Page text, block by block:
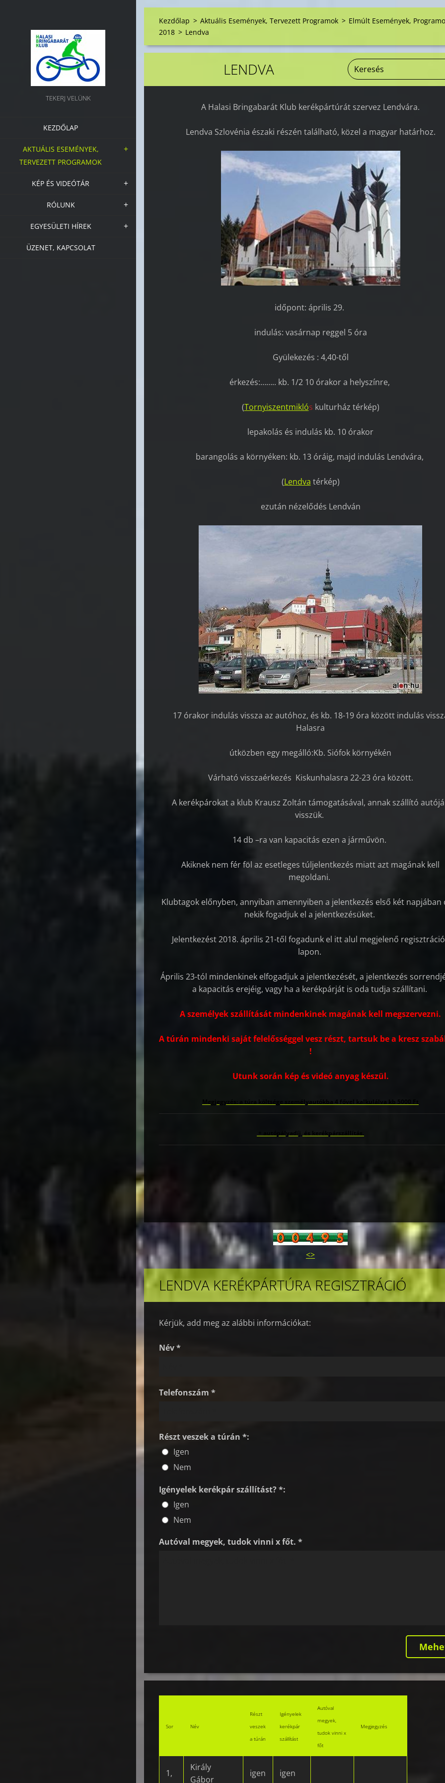
TEKERJ VELÜNK
KEZDŐLAP
AKTUÁLIS ESEMÉNYEK,
TERVEZETT PROGRAMOK
KÉP ÉS VIDEÓTÁR
RÓLUNK
EGYESÜLETI HÍREK
ÜZENET, KAPCSOLAT
Kezdőlap > Aktuális Események, Tervezett Programok > Elmúlt Események,
2018 > Lendva
LENDVA
A Halasi Bringabarát Klub kerékpártúrát szervez Lendvára.
Lendva Szlovénia északi részén található, közel a magyar határhoz.
időpont: április 29.
indulás: vasárnap reggel 5 óra
Gyülekezés : 4,40-től
érkezés:…….. kb. 1/2 10 órakor a helyszínre,
(Tornyiszentmiklós kulturház térkép)
lepakolás és indulás kb. 10 órakor
barangolás a környéken: kb. 13 óráig, majd indulás Lendvára,
(Lendva térkép)
ezután nézelődés Lendván
17 órakor indulás vissza az autóhoz, és kb. 18-19 óra között indulás
Halasra
útközben egy megálló:Kb. Siófok környékén
Várható visszaérkezés Kiskunhalasra 22-23 óra között.
A kerékpárokat a klub Krausz Zoltán támogatásával, annak szállító
visszük.
14 db –ra van kapacitás ezen a járművön.
Akiknek nem fér föl az esetleges túljelentkezés miatt azt magának kell
megoldani.
Klubtagok előnyben, annyiban amennyiben a jelentkezés első két napjában
nekik fogadjuk el a jelentkezésüket.
Jelentkezést 2018. április 21-től fogadunk el itt alul megjelenő
lapon.
Április 23-tól mindenkinek elfogadjuk a jelentkezését, a jelentkezés
a kapacitás erejéig, vagy ha a kerékpárját is oda tudja szállítani.
A személyek szállítását mindenkinek magának kell megszervezni.
A túrán mindenki saját felelősséggel vesz részt, tartsuk be a kresz
!
Utunk során kép és videó anyag készül.
<>
LENDVA KERÉKPÁRTÚRA REGISZTRÁCIÓ
Kérjük, add meg az alábbi információkat:
Név *
Telefonszám *
Részt veszek a túrán *:
Igen
Nem
Igényelek kerékpár szállítást? *:
Igen
Nem
Autóval megyek, tudok vinni x főt. *
Sor Név
Részt
veszek
a túrán
Igényelek
kerékpár
szállítást
Autóval
megyek,
tudok vinni x
főt
Megjegyzés
1,
Király
Gábor
igen igen